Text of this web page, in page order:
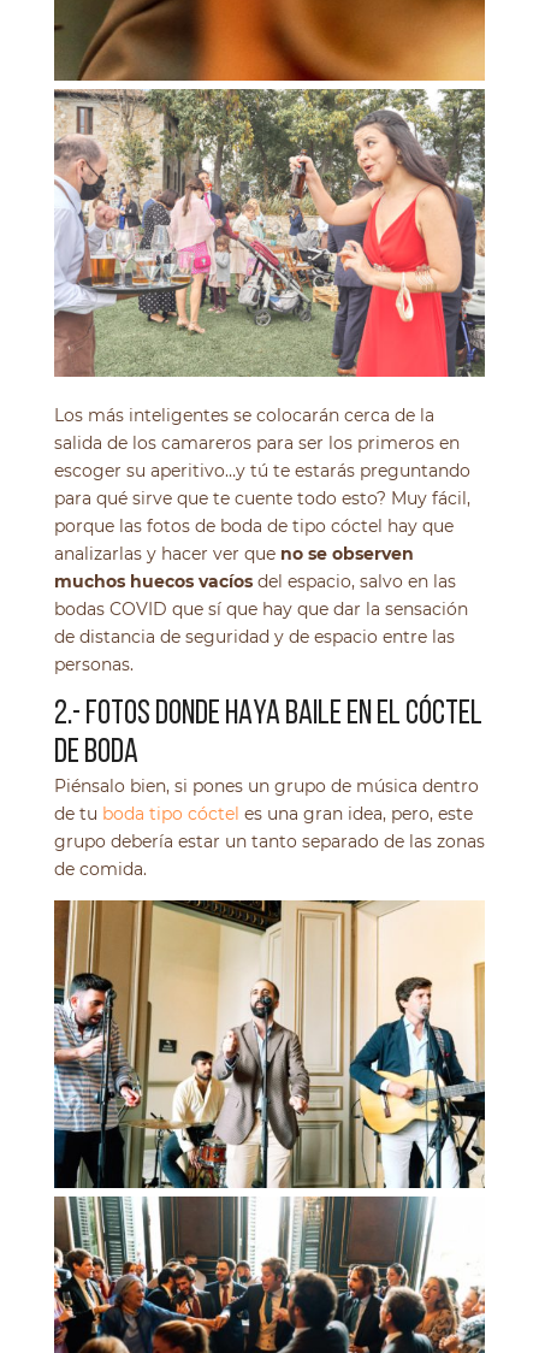
Los más inteligentes se colocarán cerca de la
salida de los camareros para ser los primeros en
escoger su aperitivo…y tú te estarás preguntando
para qué sirve que te cuente todo esto? Muy fácil,
porque las fotos de boda de tipo cóctel hay que
analizarlas y hacer ver queno se observen
muchos huecos vacíosdel espacio, salvo en las
bodas COVID que sí que hay que dar la sensación
de distancia de seguridad y de espacio entre las
personas.
2.- FOTOS DONDE HAYA BAILE EN EL CÓCTEL
DE BODA
Piénsalo bien, si pones un grupo de música dentro
de tu boda tipo cóctel es una gran idea, pero, este
grupo debería estar un tanto separado de las zonas
de comida.